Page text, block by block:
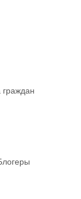
граждан